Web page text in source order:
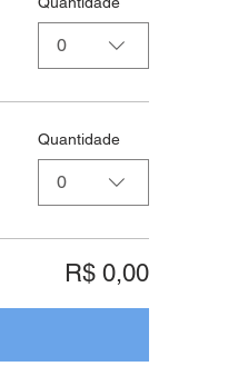
0
Quantidade
0
R$ 0,00